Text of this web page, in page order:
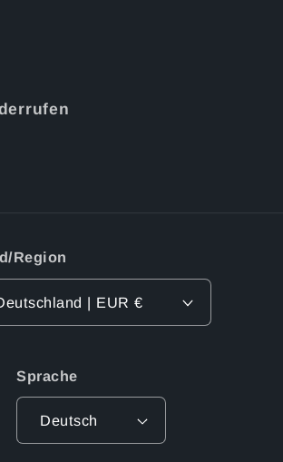
Region
Deutschland | EUR €
Sprache
Deutsch